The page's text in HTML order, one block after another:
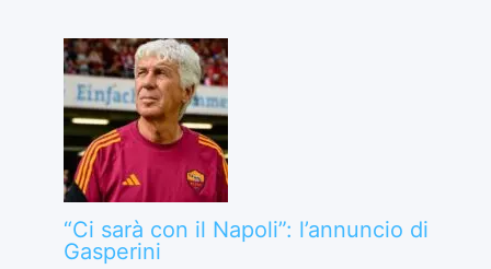
“Ci sarà con il Napoli”: l’annuncio di
Gasperini